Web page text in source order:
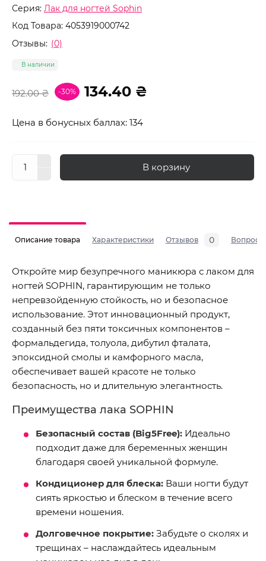
Серия: Лак для ногтей Sophin
Код Товара: 4053919000742
Отзывы: (0)
В наличии
192.00 ₴ -30% 134.40 ₴
Цена в бонусных баллах: 134
В корзину
Описание товара Характеристики Отзывов 0 Вопросы
Откройте мир безупречного маникюра с лаком для
ногтей SOPHIN, гарантирующим не только
непревзойденную стойкость, но и безопасное
использование. Этот инновационный продукт,
созданный без пяти токсичных компонентов –
формальдегида, толуола, дибутил фталата,
эпоксидной смолы и камфорного масла,
обеспечивает вашей красоте не только
безопасность, но и длительную элегантность.
Преимущества лака SOPHIN
Безопасный состав (Big5Free): Идеально
подходит даже для беременных женщин
благодаря своей уникальной формуле.
Кондиционер для блеска: Ваши ногти будут
сиять яркостью и блеском в течение всего
времени ношения.
Долговечное покрытие: Забудьте о сколях и
трещинах – наслаждайтесь идеальным